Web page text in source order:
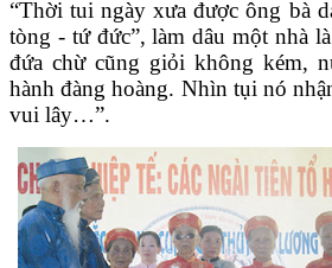
“Thời tui ngày xưa được ông bà
tòng - tứ đức”, làm dâu một nhà
đứa chừ cũng giỏi không kém,
hành đàng hoàng. Nhìn tụi nó
vui lây…”.